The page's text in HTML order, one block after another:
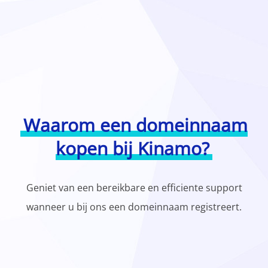
Waarom een domeinnaam
kopen bij Kinamo?
Geniet van een bereikbare en efficiente support
wanneer u bij ons een domeinnaam registreert.